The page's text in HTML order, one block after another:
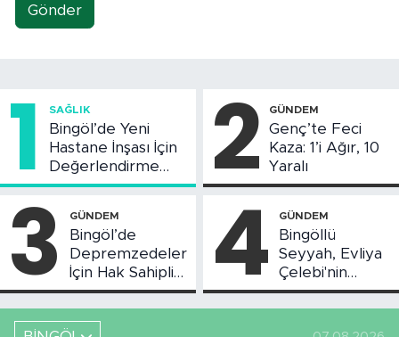
Gönder
1 SAĞLIK
Bingöl’de Yeni
Hastane İnşası İçin
Değerlendirme
Toplantısı Yapıldı
2 GÜNDEM
Genç’te Feci
Kaza: 1’i Ağır, 10
Yaralı
3 GÜNDEM
Bingöl’de
Depremzedeler
İçin Hak Sahipliği
Askı Süreci
Başladı
4 GÜNDEM
Bingöllü
Seyyah, Evliya
Çelebi'nin
Bahsettiği
Bingöl'deki O